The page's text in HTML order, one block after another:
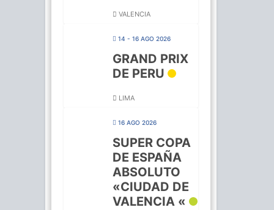
VALENCIA
14 - 16 AGO 2026
GRAND PRIX
DE PERU
LIMA
16 AGO 2026
SUPER COPA
DE ESPAÑA
ABSOLUTO
«CIUDAD DE
VALENCIA «